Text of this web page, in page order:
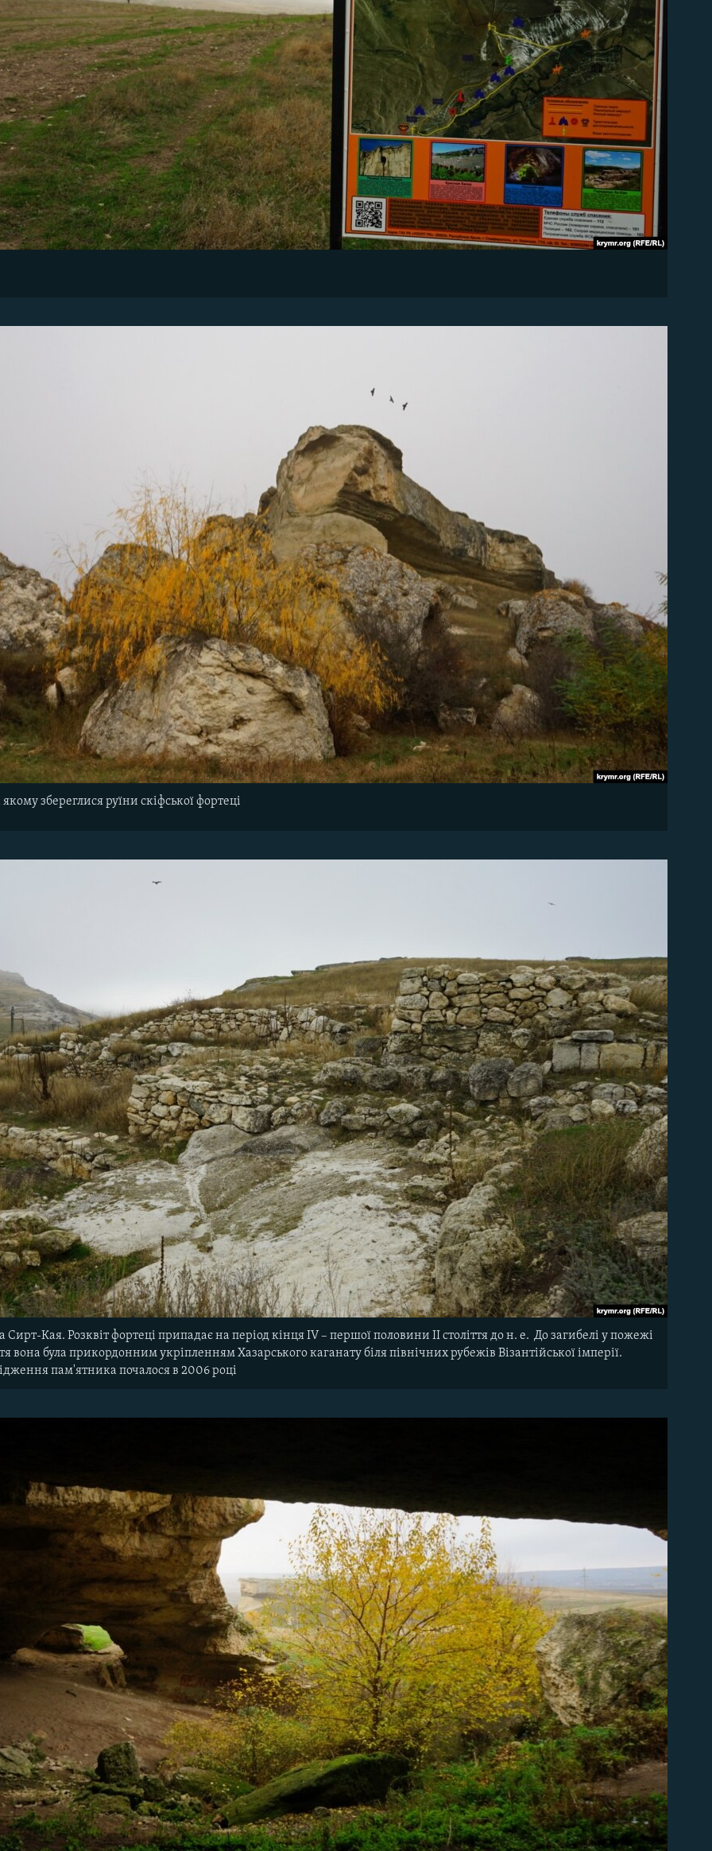
збереглися руїни скіфської фортеці
Сирт-Кая. Розквіт фортеці припадає на період кінця IV – першої половини II століття до н. е. До загибелі у пожежі
вона була прикордонним укріпленням Хазарського каганату біля північних рубежів Візантійської імперії.
пам'ятника почалося в 2006 році